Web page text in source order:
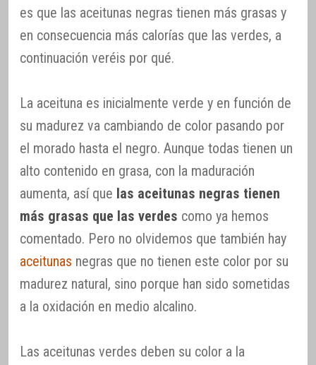
es que las aceitunas negras tienen más grasas y
en consecuencia más calorías que las verdes, a
continuación veréis por qué.
La aceituna es inicialmente verde y en función de
su madurez va cambiando de color pasando por
el morado hasta el negro. Aunque todas tienen un
alto contenido en grasa, con la maduración
aumenta, así que las aceitunas negras tienen
más grasas que las verdes como ya hemos
comentado. Pero no olvidemos que también hay
aceitunas negras que no tienen este color por su
madurez natural, sino porque han sido sometidas
a la oxidación en medio alcalino.
Las aceitunas verdes deben su color a la